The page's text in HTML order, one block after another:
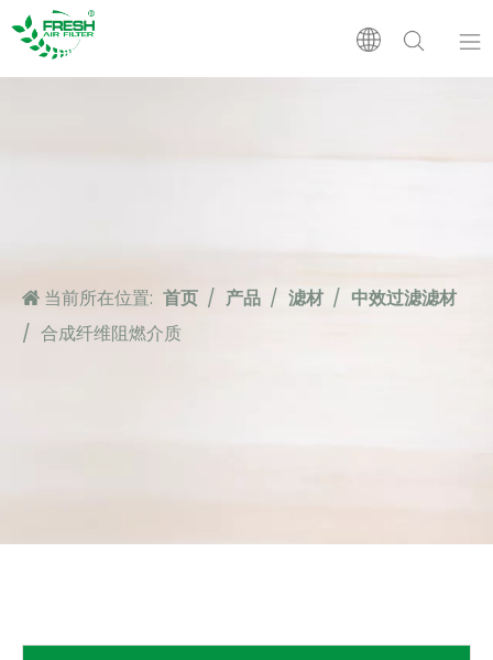
应用
当前所在位置: 首页 / 产品 / 滤材 / 中效过滤滤材
/ 合成纤维阻燃介质